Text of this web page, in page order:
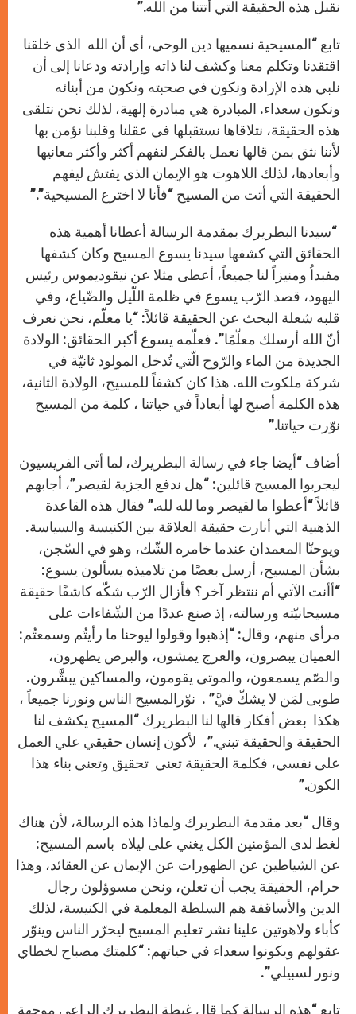
نقبل هذه الحقيقة التي أتتنا من الله.”
تابع “المسيحية نسميها دين الوحي، أي أن الله الذي خلقنا
اقتقدنا وتكلم معنا وكشف لنا ذاته وإرادته ودعانا إلى أن
نلبي هذه الإرادة ونكون في صحبته ونكون من أبنائه
ونكون سعداء. المبادرة هي مبادرة إلهية، لذلك نحن نتلقى
هذه الحقيقة، نتلاقاها نستقبلها في عقلنا وقلبنا نؤمن بها
لأننا نثق بمن قالها نعمل بالفكر لنفهم أكثر وأكثر معانيها
وأبعادها، لذلك اللاهوت هو الإيمان الذي يفتش ليفهم
الحقيقة التي أتت من المسيح “فأنا لا اخترع المسيحية”.”
“سيدنا البطريرك بمقدمة الرسالة أعطانا أهمية هذه
الحقائق التي كشفها سيدنا يسوع المسيح وكان كشفها
مفبداُ ومنيزاً لنا جميعاً، أعطى مثلا عن نيقوديموس رئيس
اليهود، قصد الرّب يسوع في ظلمة اللّيل والضّياع، وفي
قلبه شعلة البحث عن الحقيقة قائلاً: “يا معلّم، نحن نعرف
أنّ الله أرسلك معلّمًا”. فعلّمه يسوع أكبر الحقائق: الولادة
الجديدة من الماء والرّوح الّتي تُدخل المولود ثانيّة في
شركة ملكوت الله. هذا كان كشفاً للمسيح، الولادة الثانية،
هذه الكلمة أصبح لها أبعاداً في حياتنا ، كلمة من المسيح
نوّرت حياتنا.”
أضاف “أيضا جاء في رسالة البطريرك، لما أتى الفريسيون
ليجربوا المسيح قائلين: “هل ندفع الجزية لقيصر”، أجابهم
قائلاً “أعطوا ما لقيصر وما لله لله.” فقال هذه القاعدة
الذهبية التي أنارت حقيقة العلاقة بين الكنيسة والسياسة.
ويوحنّا المعمدان عندما خامره الشّك، وهو في السّجن،
بشأن المسيح، أرسل بعضًا من تلاميذه يسألون يسوع:
“أأنت الآتي أم ننتظر آخر؟ فأزال الرّب شكّه كاشفًا حقيقة
مسيحانيّته ورسالته، إذ صنع عددًا من الشّفاءات على
مرأى منهم، وقال: “إذهبوا وقولوا ليوحنا ما رأيتُم وسمعتُم:
العميان يبصرون، والعرج يمشون، والبرص يطهرون،
والصّم يسمعون، والموتى يقومون، والمساكين يبشَّرون.
طوبى لمَن لا يشكّ فيَّ” . نوّرالمسيح الناس ونورنا جميعاً ،
هكذا بعض أفكار قالها لنا البطريرك “المسيح يكشف لنا
الحقيقة والحقيقة تبني.”، لأكون إنسان حقيقي علي العمل
على نفسي، فكلمة الحقيقة تعني تحقيق وتعني بناء هذا
الكون.”
وقال “بعد مقدمة البطريرك ولماذا هذه الرسالة، لأن هناك
لغط لدى المؤمنين الكل يغني على ليلاه باسم المسيح:
عن الشياطين عن الظهورات عن الإيمان عن العقائد، وهذا
حرام، الحقيقة يجب أن تعلن، ونحن مسوؤلون رجال
الدين والأساقفة هم السلطة المعلمة في الكنيسة، لذلك
كأباء ولاهوتين علينا نشر تعليم المسيح ليحرّر الناس وينوّر
عقولهم ويكونوا سعداء في حياتهم: “كلمتك مصباح لخطاي
ونور لسبيلي”.
تابع “هذه الرسالة كما قال غبطة البطريرك الراعي موجهة